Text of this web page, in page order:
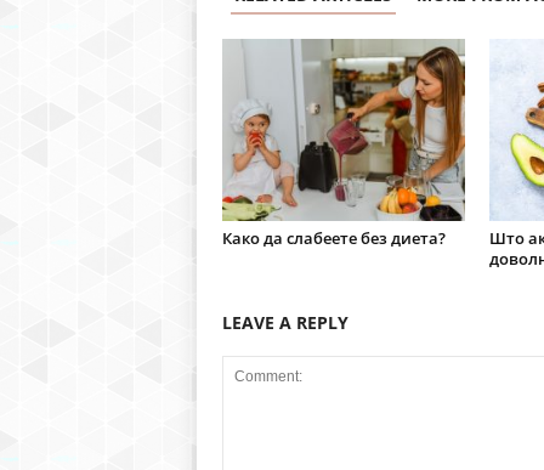
Како да слабеете без диета?
Што
LEAVE A REPLY